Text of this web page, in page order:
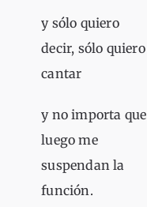
y sólo quiero
decir, sólo quiero
cantar
y no importa que
luego me
suspendan la
función.